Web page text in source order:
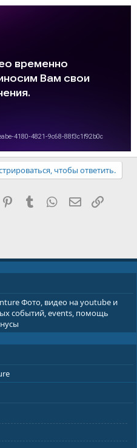
чтобы ответить.
PinterestTumblr WhatsApp
E-mail
Фото, видео на youtube и
событий, events, помощь